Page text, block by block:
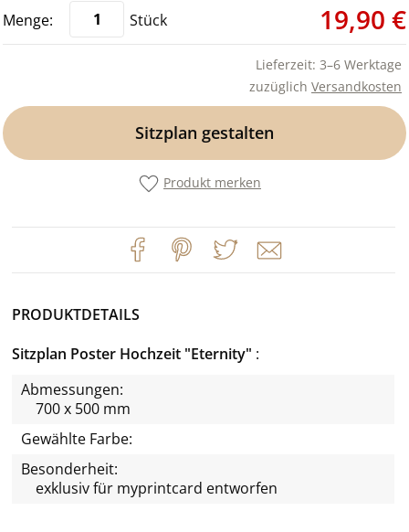
Stück 19,90 €
Lieferzeit: 3–6 Werktage
zuzüglich Versandkosten
Sitzplan gestalten
Produkt merken
PRODUKTDETAILS
Sitzplan Poster Hochzeit "Eternity"
Abmessungen:
700 x 500 mm
Gewählte Farbe:
Besonderheit:
exklusiv für myprintcard entworfen